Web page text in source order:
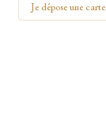
Je dépose une